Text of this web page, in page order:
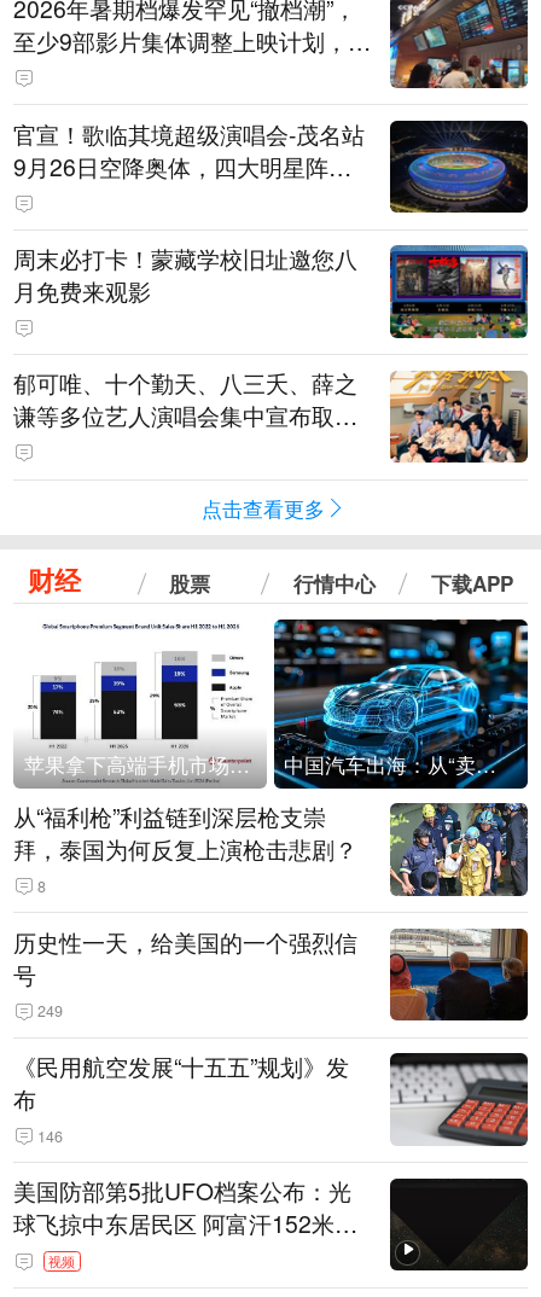
2026年暑期档爆发罕见“撤档潮”，
至少9部影片集体调整上映计划，影
评人直言不看好：凭啥认为换个时
间就能大卖？
官宣！歌临其境超级演唱会-茂名站
9月26日空降奥体，四大明星阵容
重磅揭晓
周末必打卡！蒙藏学校旧址邀您八
月免费来观影
郁可唯、十个勤天、八三夭、薛之
谦等多位艺人演唱会集中宣布取消
或延期
点击查看更多
财经 股票 行情中心 下载APP
苹果拿下高端手机市场65%的份额：iPhone 17系列功不可没 中国汽车出海：从“卖出去”到“走进去”
从“福利枪”利益链到深层枪支崇
拜，泰国为何反复上演枪击悲剧？
8
历史性一天，给美国的一个强烈信
号
249
《民用航空发展“十五五”规划》发
布
146
美国防部第5批UFO档案公布：光
球飞掠中东居民区 阿富汗152米三
角形遮蔽星光
视频